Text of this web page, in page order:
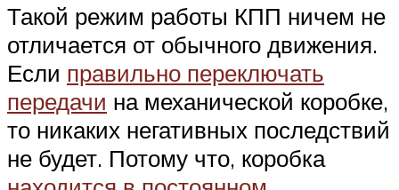
Такой режим работы КПП ничем не
отличается от обычного движения.
Если правильно переключать
передачи на механической коробке,
то никаких негативных последствий
не будет. Потому что, коробка